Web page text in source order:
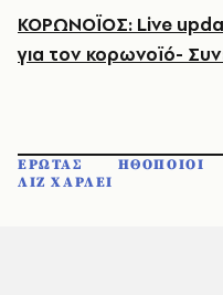
ΚΟΡΩΝΟΪΟΣ: Live
για τον κορωνοϊό-
ΕΡΩΤΑΣ ΗΘΟΠΟΙΟΙ
ΛΙΖ ΧΑΡΛΕΙ